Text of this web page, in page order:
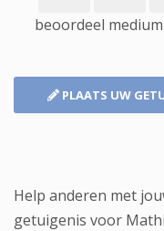
beoordeel medium
PLAATS UW
Help anderen met
getuigenis voor